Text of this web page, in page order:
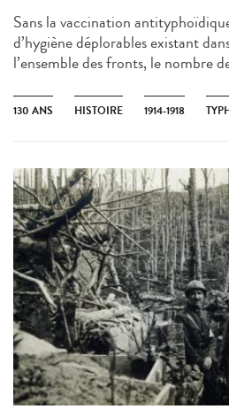
Sans la vaccination
d’hygiène déplorables existant
l’ensemble des fronts, le nombre
130 ANS HISTOIRE 1914-1918